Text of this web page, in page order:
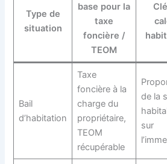
Type de
situation
base pour la
taxe
foncière /
TEOM
Bail
d’habitation
Taxe
foncière à la
charge du
propriétaire,
TEOM
récupérable
de la
sur